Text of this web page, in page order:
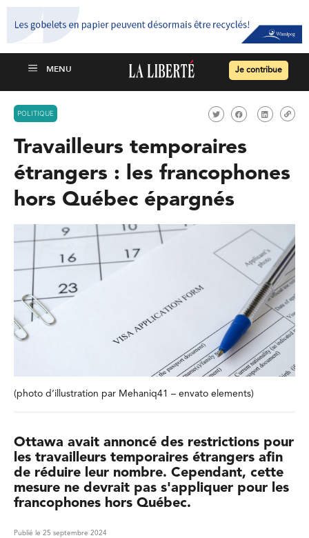
Je contribue
POLITIQUE
Travailleurs temporaires
étrangers : les francophones
hors Québec épargnés
(photo d’illustration par Mehaniq41 – envato elements)
Ottawa avait annoncé des restrictions pour
les travailleurs temporaires étrangers afin
de réduire leur nombre. Cependant, cette
mesure ne devrait pas s'appliquer pour les
francophones hors Québec.
Publié le 25 septembre 2024